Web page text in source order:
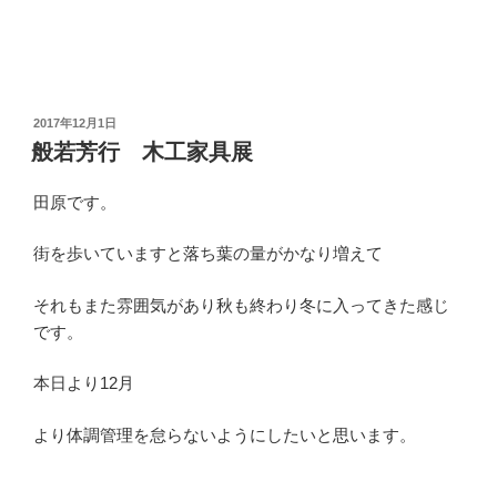
投
稿
日:
2017年12月1日
般若芳行 木工家具展
田原です。
街を歩いていますと落ち葉の量がかなり増えて
それもまた雰囲気があり秋も終わり冬に入ってきた感じ
です。
本日より12月
より体調管理を怠らないようにしたいと思います。